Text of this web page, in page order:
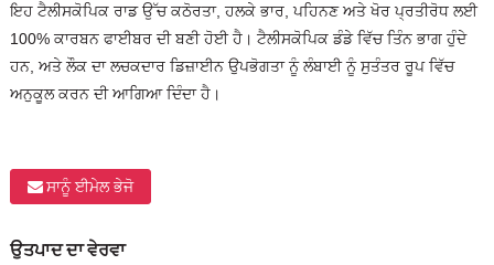
ਇਹ ਟੈਲੀਸਕੋਪਿਕ ਰਾਡ ਉੱਚ ਕਠੋਰਤਾ, ਹਲਕੇ ਭਾਰ, ਪਹਿਨਣ ਅਤੇ ਖੋਰ ਪ੍ਰਤੀਰੋਧ ਲਈ
100% ਕਾਰਬਨ ਫਾਈਬਰ ਦੀ ਬਣੀ ਹੋਈ ਹੈ। ਟੈਲੀਸਕੋਪਿਕ ਡੰਡੇ ਵਿੱਚ ਤਿੰਨ ਭਾਗ ਹੁੰਦੇ
ਹਨ, ਅਤੇ ਲੌਕ ਦਾ ਲਚਕਦਾਰ ਡਿਜ਼ਾਈਨ ਉਪਭੋਗਤਾ ਨੂੰ ਲੰਬਾਈ ਨੂੰ ਸੁਤੰਤਰ ਰੂਪ ਵਿੱਚ
ਅਨੁਕੂਲ ਕਰਨ ਦੀ ਆਗਿਆ ਦਿੰਦਾ ਹੈ।
ਸਾਨੂੰ ਈਮੇਲ ਭੇਜੋ
ਉਤਪਾਦ ਦਾ ਵੇਰਵਾ